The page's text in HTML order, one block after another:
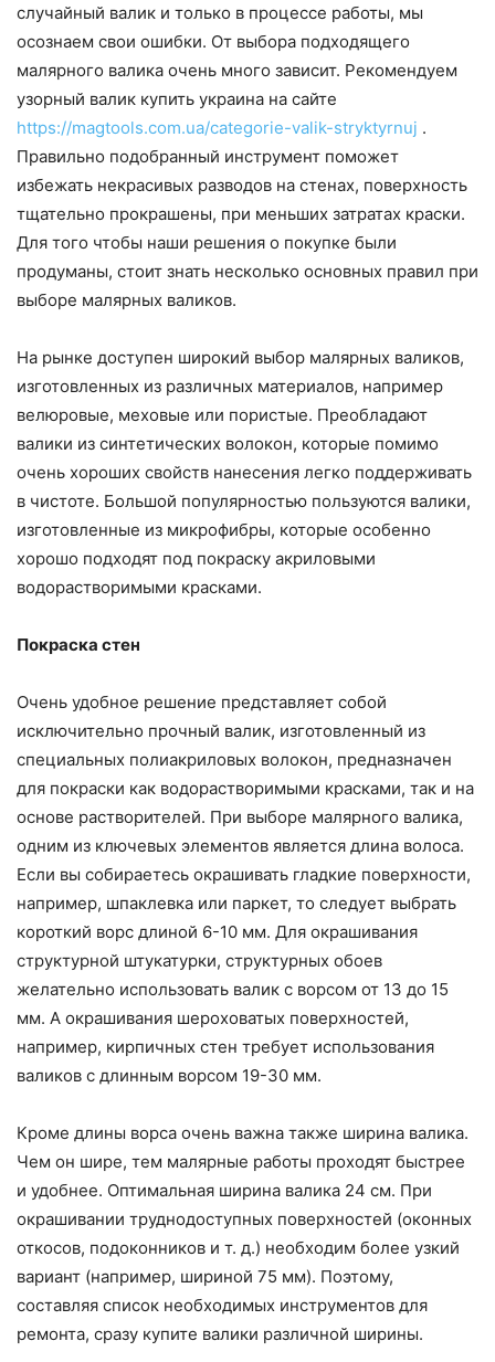
случайный валик и только в процессе работы, мы
осознаем свои ошибки. От выбора подходящего
малярного валика очень много зависит. Рекомендуем
узорный валик купить украина на сайте
https://magtools.com.ua/categorie-valik-stryktyrnuj .
Правильно подобранный инструмент поможет
избежать некрасивых разводов на стенах, поверхность
тщательно прокрашены, при меньших затратах краски.
Для того чтобы наши решения о покупке были
продуманы, стоит знать несколько основных правил при
выборе малярных валиков.
На рынке доступен широкий выбор малярных валиков,
изготовленных из различных материалов, например
велюровые, меховые или пористые. Преобладают
валики из синтетических волокон, которые помимо
очень хороших свойств нанесения легко поддерживать
в чистоте. Большой популярностью пользуются валики,
изготовленные из микрофибры, которые особенно
хорошо подходят под покраску акриловыми
водорастворимыми красками.
Покраска стен
Очень удобное решение представляет собой
исключительно прочный валик, изготовленный из
специальных полиакриловых волокон, предназначен
для покраски как водорастворимыми красками, так и на
основе растворителей. При выборе малярного валика,
одним из ключевых элементов является длина волоса.
Если вы собираетесь окрашивать гладкие поверхности,
например, шпаклевка или паркет, то следует выбрать
короткий ворс длиной 6-10 мм. Для окрашивания
структурной штукатурки, структурных обоев
желательно использовать валик с ворсом от 13 до 15
мм. А окрашивания шероховатых поверхностей,
например, кирпичных стен требует использования
валиков с длинным ворсом 19-30 мм.
Кроме длины ворса очень важна также ширина валика.
Чем он шире, тем малярные работы проходят быстрее
и удобнее. Оптимальная ширина валика 24 см. При
окрашивании труднодоступных поверхностей (оконных
откосов, подоконников и т. д.) необходим более узкий
вариант (например, шириной 75 мм). Поэтому,
составляя список необходимых инструментов для
ремонта, сразу купите валики различной ширины.